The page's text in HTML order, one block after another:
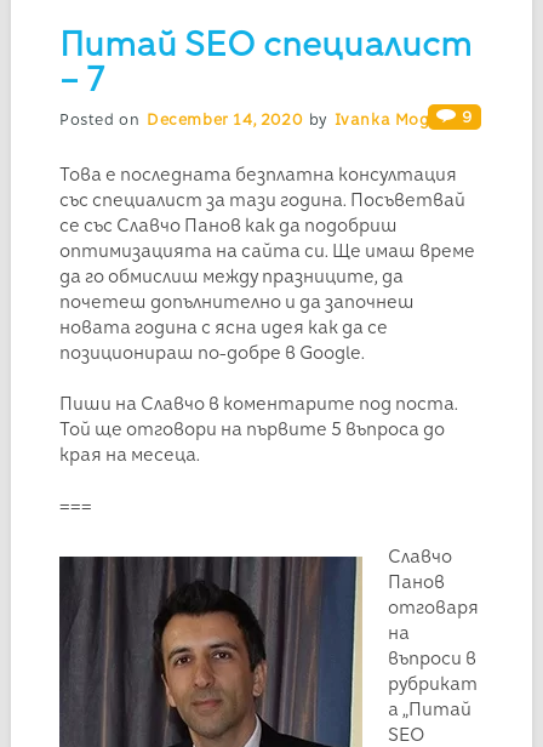
Питай SEO специалист
– 7
Posted on December 14, 2020 by Ivanka Mogilska9
Това е последната безплатна консултация
със специалист за тази година. Посъветвай
се със Славчо Панов как да подобриш
оптимизацията на сайта си. Ще имаш време
да го обмислиш между празниците, да
почетеш допълнително и да започнеш
новата година с ясна идея как да се
позиционираш по-добре в Google.
Пиши на Славчо в коментарите под поста.
Той ще отговори на първите 5 въпроса до
края на месеца.
===
Славчо
Панов
отговаря
на
въпроси в
рубрикат
а „Питай
SEO